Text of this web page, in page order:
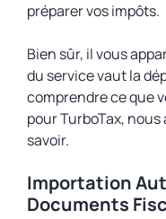
préparer vos impôts.
Bien sûr, il vous
du service vaut la
comprendre ce que
pour TurboTax,
savoir.
Importation
Documents